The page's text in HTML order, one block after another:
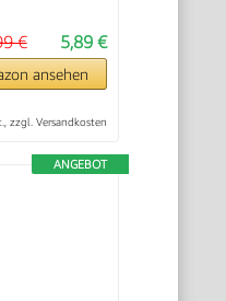
5,89 €
€
ansehen
zzgl. Versandkosten
ANGEBOT